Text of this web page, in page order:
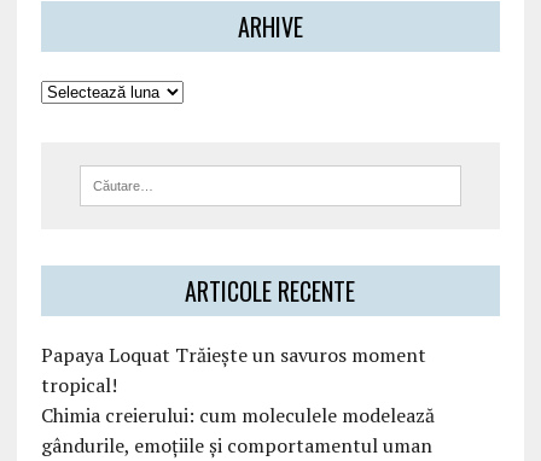
ARHIVE
ARTICOLE RECENTE
Papaya Loquat Trăiește un savuros moment
tropical!
Chimia creierului: cum moleculele modelează
gândurile, emoțiile și comportamentul uman